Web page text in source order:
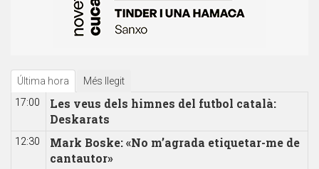
Última hora Més llegit
17:00
Les veus dels himnes del futbol català:
Deskarats
12:30
Mark Boske: «No m’agrada etiquetar-me de
cantautor»